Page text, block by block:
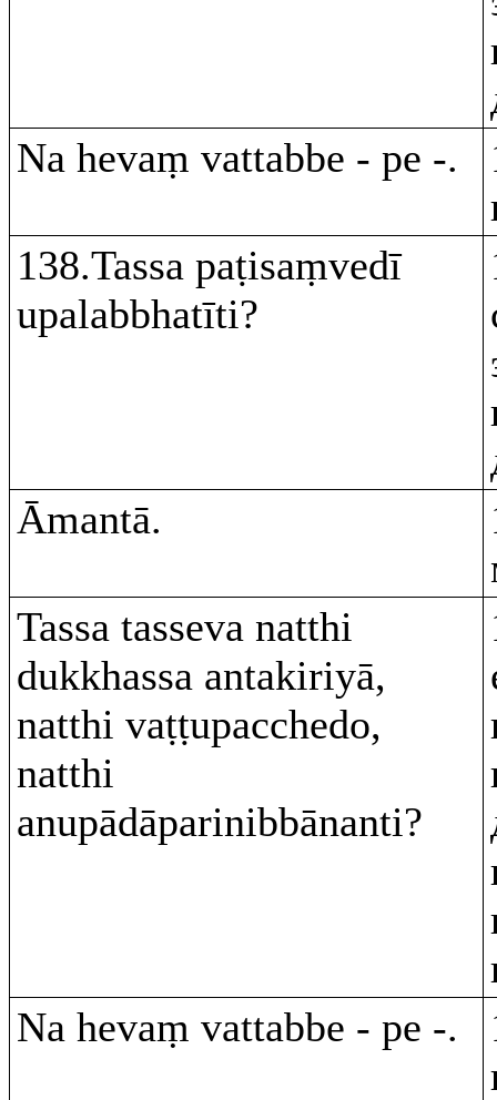
Na hevaṃ vattabbe - pe -.
138.Tassa paṭisaṃvedī
upalabbhatīti?
Āmantā.
Tassa tasseva natthi
dukkhassa antakiriyā,
natthi vaṭṭupacchedo,
natthi
anupādāparinibbānanti?
Na hevaṃ vattabbe - pe -.